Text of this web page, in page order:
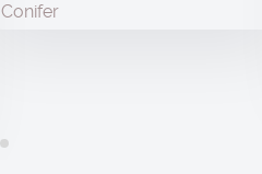
Conifer